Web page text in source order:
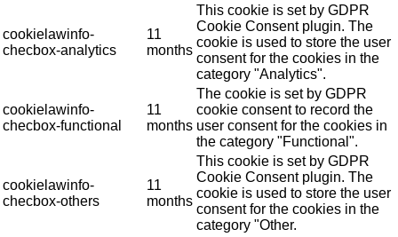
cookielawinfo-
checbox-analytics
11
months
This cookie is set by GDPR
Cookie Consent plugin. The
cookie is used to store the user
consent for the cookies in the
category "Analytics".
cookielawinfo-
checbox-functional
11
months
The cookie is set by GDPR
cookie consent to record the
user consent for the cookies in
the category "Functional".
cookielawinfo-
checbox-others
11
months
This cookie is set by GDPR
Cookie Consent plugin. The
cookie is used to store the user
consent for the cookies in the
category "Other.